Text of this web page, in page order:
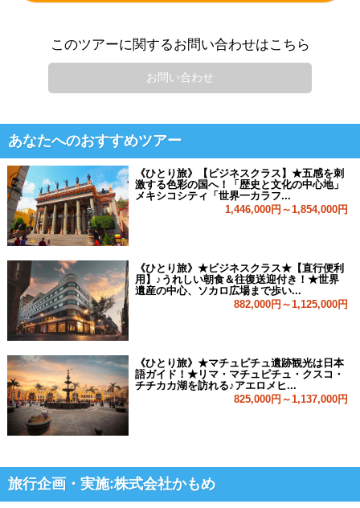
このツアーに関するお問い合わせはこちら
お問い合わせ
あなたへのおすすめツアー
《ひとり旅》【ビジネスクラス】★五感を刺
激する色彩の国へ！「歴史と文化の中心地」
メキシコシティ「世界一カラフ...
1,446,000円～1,854,000円
《ひとり旅》★ビジネスクラス★【直行便利
用】♪うれしい朝食＆往復送迎付き！★世界
遺産の中心、ソカロ広場まで歩い...
882,000円～1,125,000円
《ひとり旅》★マチュピチュ遺跡観光は日本
語ガイド！★リマ・マチュピチュ・クスコ・
チチカカ湖を訪れる♪アエロメヒ...
825,000円～1,137,000円
旅行企画・実施:株式会社かもめ